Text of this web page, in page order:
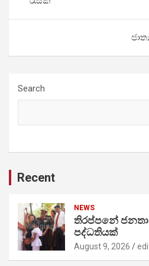
Search
Recent
NEWS
තිරප්පනේ
පද්ධතියක්
August 9, 2026